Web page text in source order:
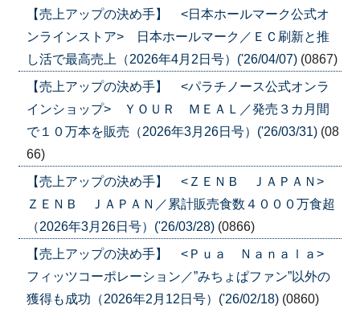
【売上アップの決め手】 <日本ホールマーク公式オ
ンラインストア> 日本ホールマーク／ＥＣ刷新と推
し活で最高売上（2026年4月2日号）('26/04/07) (0867)
【売上アップの決め手】 <パラチノース公式オンラ
インショップ> ＹＯＵＲ ＭＥＡＬ／発売３カ月間
で１０万本を販売（2026年3月26日号）('26/03/31) (08
66)
【売上アップの決め手】 <ＺＥＮＢ ＪＡＰＡＮ>
ＺＥＮＢ ＪＡＰＡＮ／累計販売食数４０００万食超
（2026年3月26日号）('26/03/28) (0866)
【売上アップの決め手】 <Ｐｕａ Ｎａｎａｌａ>
フィッツコーポレーション／”みちょぱファン”以外の
獲得も成功（2026年2月12日号）('26/02/18) (0860)